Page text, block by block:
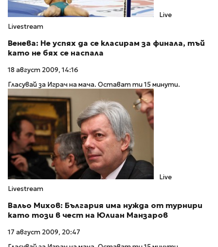
Live
Livestream
Венева: Не успях да се класирам за финала, тъй
като не бях се наспала
18 август 2009, 14:16
Гласувай за Играч на мача. Остават ти 15 минути.
Live
Livestream
Вальо Михов: България има нужда от турнири
като този в чест на Юлиан Манзаров
17 август 2009, 20:47